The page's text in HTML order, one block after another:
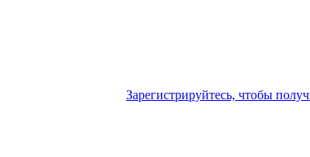
Зарегистрируйтесь, чтобы